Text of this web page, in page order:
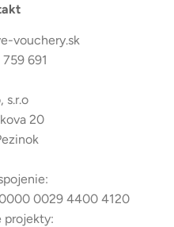
vouchery.sk
691
s.r.o
20
0000 0029 4400 4120
projekty: